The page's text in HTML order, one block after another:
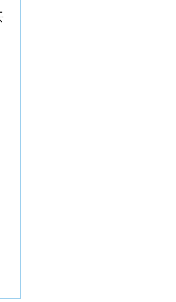
六级考试报名通告